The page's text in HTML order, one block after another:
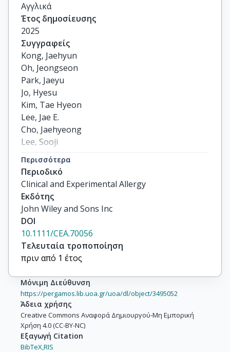
Αγγλικά
Έτος δημοσίευσης
2025
Συγγραφείς
Kong, Jaehyun
Oh, Jeongseon
Park, Jaeyu
Jo, Hyesu
Kim, Tae Hyeon
Lee, Jae E.
Cho, Jaehyeong
Lee, Sooji
Lee, Hayeon
Miligkos, Michael
Hwang, Jiyoung
Yon, Dong Keon
Papadopoulos, Nikolaos G.
Περισσότερα
Περιοδικό
Clinical and Experimental Allergy
Εκδότης
John Wiley and Sons Inc
DOI
10.1111/CEA.70056
Τελευταία τροποποίηση
πριν από 1 έτος
Μόνιμη Διεύθυνση
https://pergamos.lib.uoa.gr/uoa/dl/object/3495052
Άδεια χρήσης
Creative Commons Αναφορά Δημιουργού-Μη Εμπορική
Χρήση 4.0 (CC-BY-NC)
Εξαγωγή Citation
BibTeX,RIS